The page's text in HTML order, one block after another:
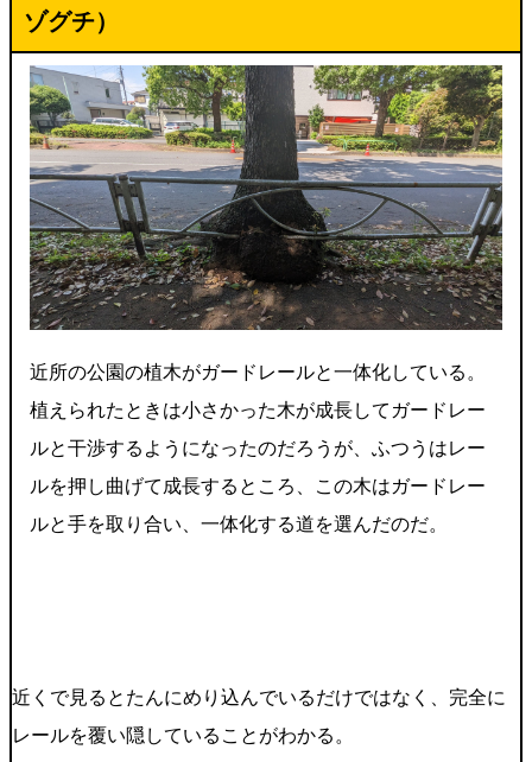
ゾグチ）
近所の公園の植木がガードレールと一体化している。
植えられたときは小さかった木が成長してガードレー
ルと干渉するようになったのだろうが、ふつうはレー
ルを押し曲げて成長するところ、この木はガードレー
ルと手を取り合い、一体化する道を選んだのだ。
近くで見るとたんにめり込んでいるだけではなく、完全に
レールを覆い隠していることがわかる。